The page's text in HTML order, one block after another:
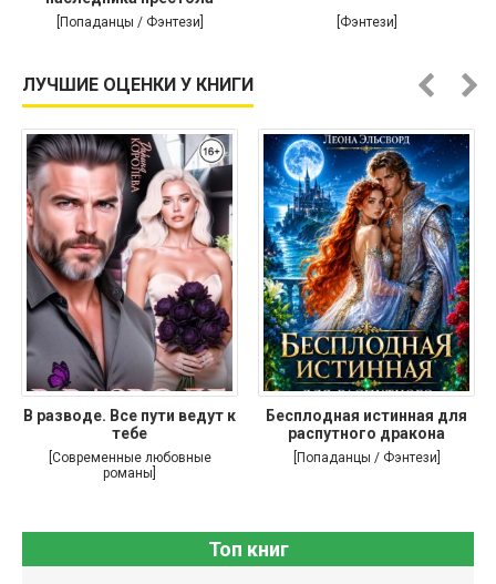
[Попаданцы / Фэнтези] [Фэнтези]
ЛУЧШИЕ ОЦЕНКИ У КНИГИ
В разводе. Все пути ведут к
тебе
[Современные любовные
романы]
Бесплодная истинная для
распутного дракона
[Попаданцы / Фэнтези]
Топ книг